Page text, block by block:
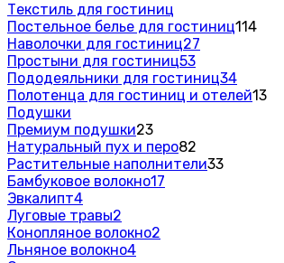
Текстиль для гостиниц
Постельное белье для гостиниц114
Наволочки для гостиниц27
Простыни для гостиниц53
Пододеяльники для гостиниц34
Полотенца для гостиниц и отелей13
Подушки
Премиум подушки23
Натуральный пух и перо82
Растительные наполнители33
Бамбуковое волокно17
Эвкалипт4
Луговые травы2
Конопляное волокно2
Льняное волокно4